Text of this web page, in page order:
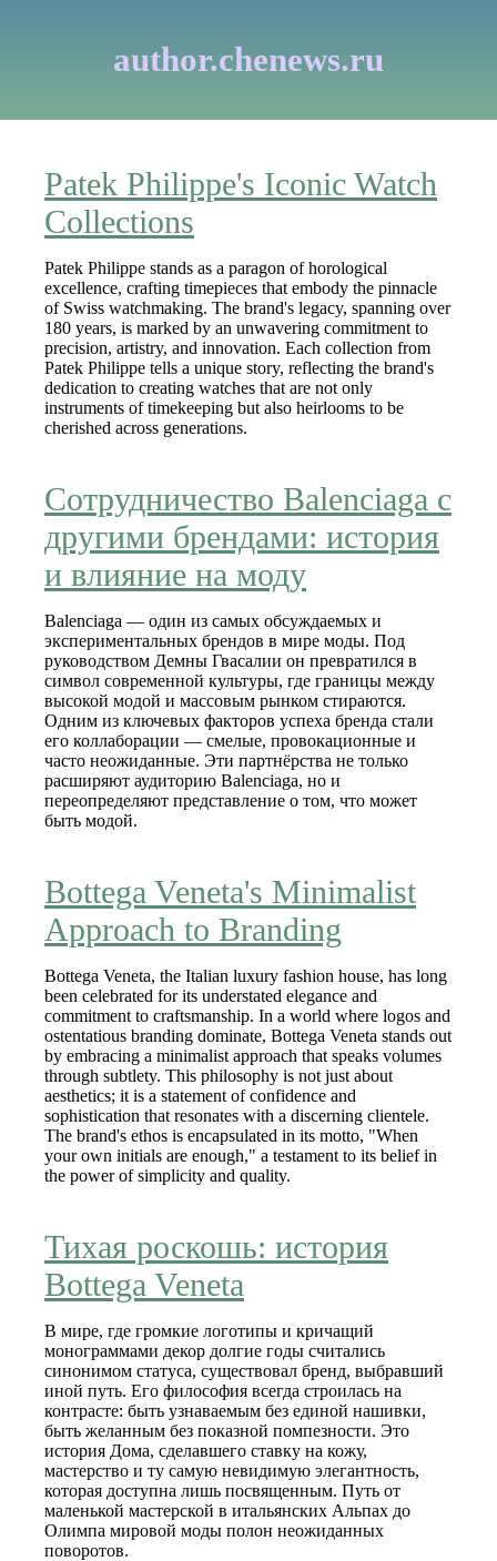
author.chenews.ru
Patek Philippe's Iconic Watch
Collections
Patek Philippe stands as a paragon of horological
excellence, crafting timepieces that embody the pinnacle
of Swiss watchmaking. The brand's legacy, spanning over
180 years, is marked by an unwavering commitment to
precision, artistry, and innovation. Each collection from
Patek Philippe tells a unique story, reflecting the brand's
dedication to creating watches that are not only
instruments of timekeeping but also heirlooms to be
cherished across generations.
Сотрудничество Balenciaga с
другими брендами: история
и влияние на моду
Balenciaga — один из самых обсуждаемых и
экспериментальных брендов в мире моды. Под
руководством Демны Гвасалии он превратился в
символ современной культуры, где границы между
высокой модой и массовым рынком стираются.
Одним из ключевых факторов успеха бренда стали
его коллаборации — смелые, провокационные и
часто неожиданные. Эти партнёрства не только
расширяют аудиторию Balenciaga, но и
переопределяют представление о том, что может
быть модой.
Bottega Veneta's Minimalist
Approach to Branding
Bottega Veneta, the Italian luxury fashion house, has long
been celebrated for its understated elegance and
commitment to craftsmanship. In a world where logos and
ostentatious branding dominate, Bottega Veneta stands out
by embracing a minimalist approach that speaks volumes
through subtlety. This philosophy is not just about
aesthetics; it is a statement of confidence and
sophistication that resonates with a discerning clientele.
The brand's ethos is encapsulated in its motto, "When
your own initials are enough," a testament to its belief in
the power of simplicity and quality.
Тихая роскошь: история
Bottega Veneta
В мире, где громкие логотипы и кричащий
монограммами декор долгие годы считались
синонимом статуса, существовал бренд, выбравший
иной путь. Его философия всегда строилась на
контрасте: быть узнаваемым без единой нашивки,
быть желанным без показной помпезности. Это
история Дома, сделавшего ставку на кожу,
мастерство и ту самую невидимую элегантность,
которая доступна лишь посвященным. Путь от
маленькой мастерской в итальянских Альпах до
Олимпа мировой моды полон неожиданных
поворотов.